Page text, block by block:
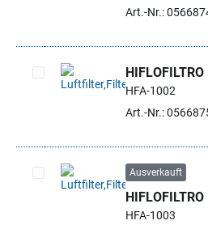
Art.-Nr.:
Artikel auswählen
HFA-1002
Art.-Nr.:
Artikel auswählen
Ausverkauft
HFA-1003